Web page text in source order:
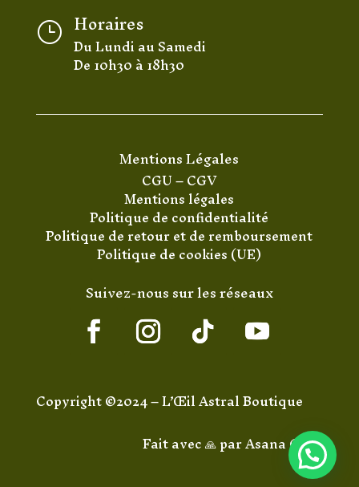
} Horaires
Du Lundi au Samedi
De 10h30 à 18h30
Mentions Légales
CGU–CGV
Mentions légales
Politique de confidentialité
Politique de retour et de remboursement
Politique de cookies (UE)
Suivez-nous sur les réseaux
Copyright ©2024 – L’Œil Astral Boutique
Fait avec 🙏 parAsana Code